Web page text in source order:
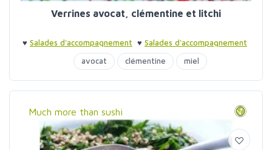
Verrines avocat, clémentine et litchi
♥ Salades d'accompagnement ♥ Salades d'accompagnement
♥ Verrines
avocat clémentine miel
Much more than sushi